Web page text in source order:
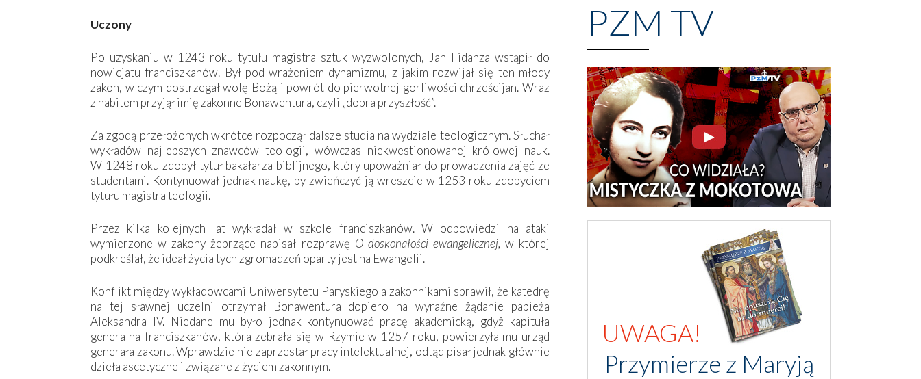
Uczony
Po uzyskaniu w 1243 roku tytułu magistra sztuk wyzwolonych, Jan Fidanza wstąpił do
nowicjatu franciszkanów. Był pod wrażeniem dynamizmu, z jakim rozwijał się ten młody
zakon, w czym dostrzegał wolę Bożą i powrót do pierwotnej gorliwości chrześcijan. Wraz
z habitem przyjął imię zakonne Bonawentura, czyli „dobra przyszłość”.
Za zgodą przełożonych wkrótce rozpoczął dalsze studia na wydziale teologicznym. Słuchał
wykładów najlepszych znawców teologii, wówczas niekwestionowanej królowej nauk.
W 1248 roku zdobył tytuł bakałarza biblijnego, który upoważniał do prowadzenia zajęć ze
studentami. Kontynuował jednak naukę, by zwieńczyć ją wreszcie w 1253 roku zdobyciem
tytułu magistra teologii.
Przez kilka kolejnych lat wykładał w szkole franciszkanów. W odpowiedzi na ataki
wymierzone w zakony żebrzące napisał rozprawę O doskonałości ewangelicznej, w której
podkreślał, że ideał życia tych zgromadzeń oparty jest na Ewangelii.
Konflikt między wykładowcami Uniwersytetu Paryskiego a zakonnikami sprawił, że katedrę
na tej sławnej uczelni otrzymał Bonawentura dopiero na wyraźne żądanie papieża
Aleksandra IV. Niedane mu było jednak kontynuować pracę akademicką, gdyż kapituła
generalna franciszkanów, która zebrała się w Rzymie w 1257 roku, powierzyła mu urząd
generała zakonu. Wprawdzie nie zaprzestał pracy intelektualnej, odtąd pisał jednak głównie
dzieła ascetyczne i związane z życiem zakonnym.
PZM TV
UWAGA!
Przymierze z Maryją